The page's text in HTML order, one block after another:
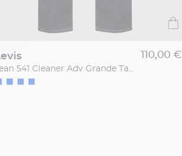
levis
Jean 541 Cleaner Adv Grande Taille Brut
110,00 €